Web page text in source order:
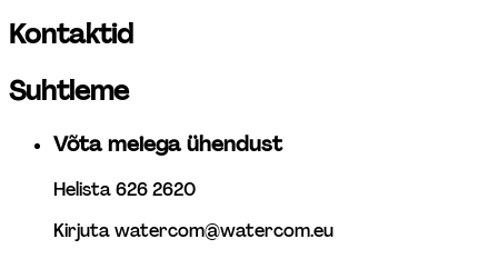
Kontaktid
Suhtleme
Võta meiega ühendust
Helista 626 2620
Kirjuta watercom@watercom.eu